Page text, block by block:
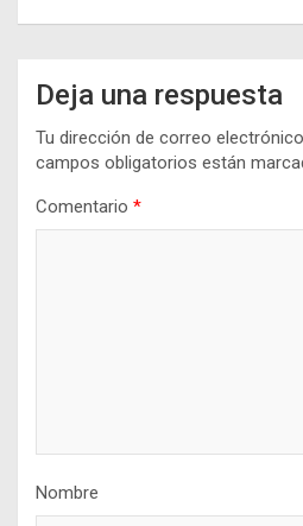
Deja una respuesta
Tu dirección de correo
campos obligatorios están
Comentario *
Nombre